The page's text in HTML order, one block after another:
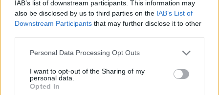
IAB’s list of downstream participants. This information may
also be disclosed by us to third parties on the IAB’s List of
Downstream Participants that may further disclose it to other
Personal Data Processing Opt Outs
I want to opt-out of the Sharing of my
personal data.
Opted In
10 κόλπα που πρέπει να ξέρουν όσοι έχουν
Samsung Galaxy
συσκευές, από τα εφέ φωτισμού για τις ειδοποιήσεις μέχρι και ένα
NEWSROOM/05 Αυγ 2026